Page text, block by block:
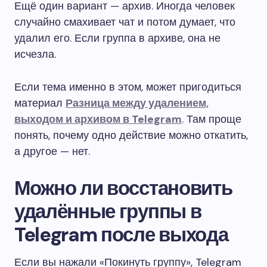
Ещё один вариант — архив. Иногда человек
случайно смахивает чат и потом думает, что
удалил его. Если группа в архиве, она не
исчезла.
Если тема именно в этом, может пригодиться
материал Разница между удалением,
выходом и архивом в Telegram. Там проще
понять, почему одно действие можно откатить,
а другое — нет.
Можно ли восстановить
удалённые группы в
Telegram после выхода
Если вы нажали «Покинуть группу», Telegram